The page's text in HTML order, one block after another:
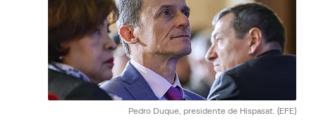
Pedro Duque, presidente de Hispasat. (EFE)